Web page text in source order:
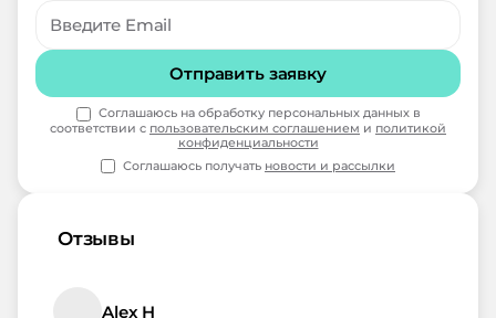
Отправить заявку
Соглашаюсь на обработку персональных данных в
соответствии с пользовательским соглашением и политикой
конфиденциальности
Соглашаюсь получать новости и рассылки
Отзывы
Alex H